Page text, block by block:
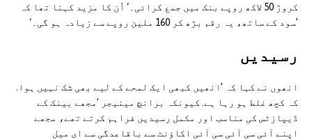
کروڑ 50 لاکھ روپے بنک میں جمع کرائی۔‘ اُن کا مزید کہنا تھا کہ
’سود کے ساتھ، یہ رقم بڑھ کر 160 ملین روپے سے زیادہ ہو گی۔‘
رسیدیں
انھوں نے کہا کہ ’انھیں کبھی ایک لمحے کے لیے بھی شک نہیں ہوا.
کہ کچھ غلط ہو رہا ہے. کیونکہ برانچ مینیجر ’مجھے بینک کے
ڈیپازٹس کی مناسب اور مکمل رسیدیں فراہم کرتے تھے، مجھے
اپنے آئی سی آئی سی آئی اکاؤنٹ سے باقاعدگی سے ای میل